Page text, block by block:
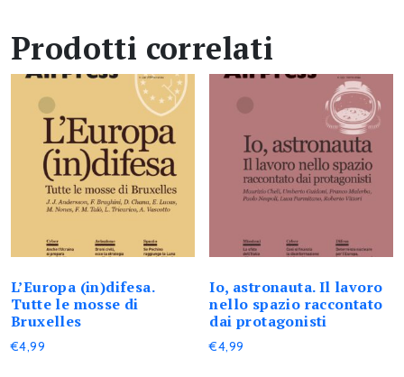
Prodotti correlati
L’Europa (in)difesa.
Tutte le mosse di
Bruxelles
€4,99
Io, astronauta. Il lavoro
nello spazio raccontato
dai protagonisti
€4,99